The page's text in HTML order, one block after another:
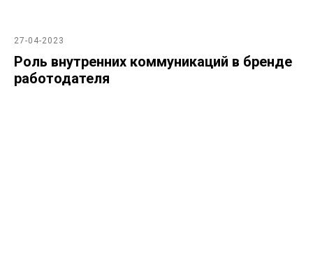
27-04-2023
Роль внутренних коммуникаций в бренде
работодателя